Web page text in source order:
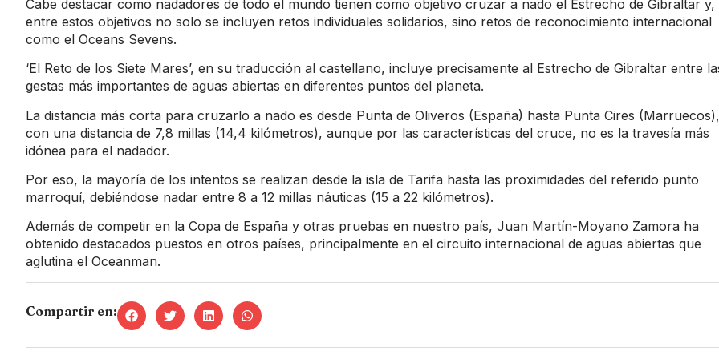
Cabe destacar como nadadores de todo el mundo tienen como objetivo cruzar a nado el Estrecho de Gibraltar y,
entre estos objetivos no solo se incluyen retos individuales solidarios, sino retos de reconocimiento internacional
como el Oceans Sevens.
‘El Reto de los Siete Mares’, en su traducción al castellano, incluye precisamente al Estrecho de Gibraltar entre
gestas más importantes de aguas abiertas en diferentes puntos del planeta.
La distancia más corta para cruzarlo a nado es desde Punta de Oliveros (España) hasta Punta Cires (Marruecos),
con una distancia de 7,8 millas (14,4 kilómetros), aunque por las características del cruce, no es la travesía más
idónea para el nadador.
Por eso, la mayoría de los intentos se realizan desde la isla de Tarifa hasta las proximidades del referido punto
marroquí, debiéndose nadar entre 8 a 12 millas náuticas (15 a 22 kilómetros).
Además de competir en la Copa de España y otras pruebas en nuestro país, Juan Martín-Moyano Zamora ha
obtenido destacados puestos en otros países, principalmente en el circuito internacional de aguas abiertas que
aglutina el Oceanman.
Compartir en: